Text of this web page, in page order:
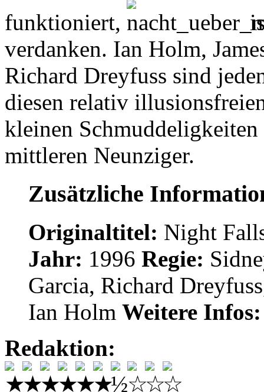
funktioniert,
verdanken. Ian Holm,
Richard Dreyfuss sind
diesen relativ
kleinen
mittleren Neunziger.
Zusätzliche
Originaltitel: Night
Jahr: 1996 Regie:
Garcia, Richard
Ian Holm Weitere Infos:
Redaktion: